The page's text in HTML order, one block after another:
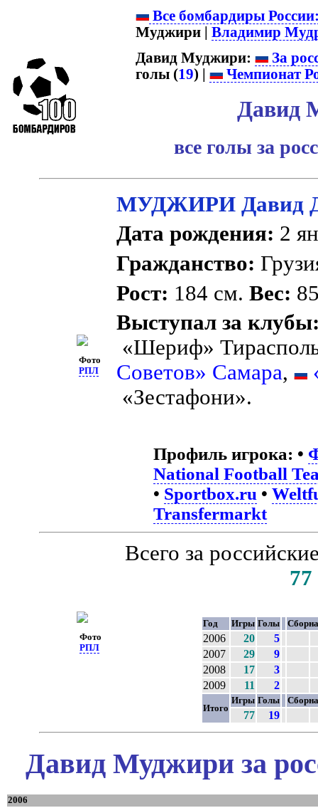
Все бомбардиры
Муджири | Владимир
Давид Муджири:
За
голы (19) | Чемпионат
Давид
все голы за
Фото
РПЛ
МУДЖИРИ Давид
Дата рождения: 2
Гражданство:
Рост: 184 см.Вес:
Выступал за
«Шериф»
Советов» Самара,
«Зестафони».
Профиль игрока: •
National Football
• Sportbox.ru •
Transfermarkt
Фото
РПЛ
Всего за
77
Год Игры Голы
2006 20
5
2007
29
9
2008
17
3
2009
11 2
Итого
Игры Голы
77 19
Давид Муджири за
2006